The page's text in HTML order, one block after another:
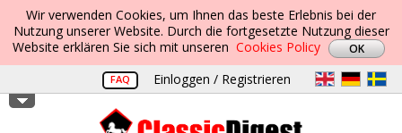
Wir verwenden Cookies, um Ihnen das beste Erlebnis bei der
Nutzung unserer Website. Durch die fortgesetzte Nutzung dieser
Website erklären Sie sich mit unseren Cookies Policy
FAQ Einloggen / Registrieren